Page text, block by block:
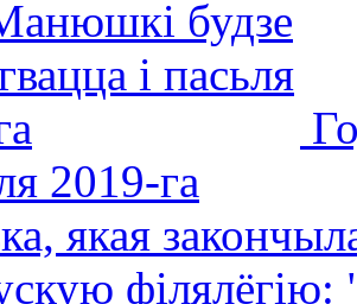
2019-га